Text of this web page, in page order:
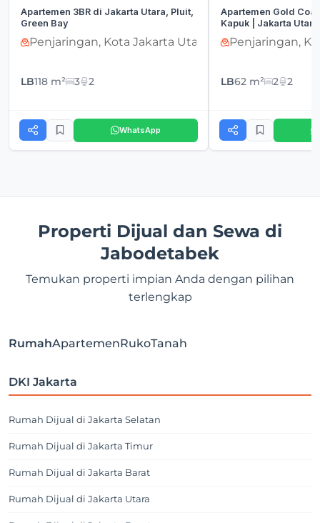
Apartemen 3BR di Jakarta Utara, Pluit,
Green Bay
Penjaringan, Kota Jakarta Utara
LB118 m² 3 2
WhatsApp
Apartemen Gold
Kapuk | Jakarta Utara
Penjaringan,
LB62 m² 2 2
Properti Dijual dan Sewa di
Jabodetabek
Temukan properti impian Anda dengan pilihan
terlengkap
RumahApartemenRukoTanah
DKI Jakarta
Rumah Dijual di Jakarta Selatan
Rumah Dijual di Jakarta Timur
Rumah Dijual di Jakarta Barat
Rumah Dijual di Jakarta Utara